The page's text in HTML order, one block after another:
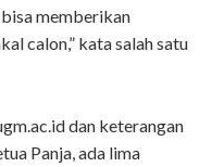
memberikan
calon,” kata salah satu
dan keterangan
Panja, ada lima